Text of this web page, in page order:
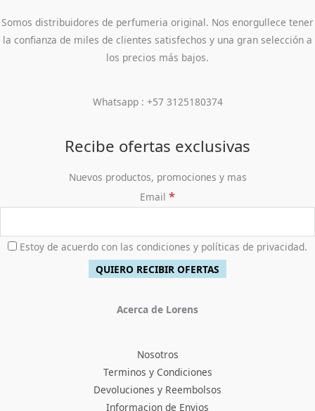
Somos distribuidores de perfumeria original. Nos enorgullece tener
la confianza de miles de clientes satisfechos y una gran selección a
los precios más bajos.
Whatsapp : +57 3125180374
Recibe ofertas exclusivas
Nuevos productos, promociones y mas
Email *
Estoy de acuerdo con las condiciones y políticas de privacidad.
Acerca de Lorens
Nosotros
Terminos y Condiciones
Devoluciones y Reembolsos
Informacion de Envios